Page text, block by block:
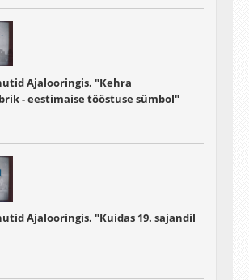
Ajalooringis. "Kehra
- eestimaise tööstuse sümbol"
Ajalooringis. "Kuidas 19. sajandil